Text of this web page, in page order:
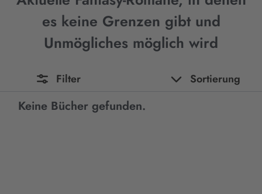
es keine Grenzen gibt und
Unmögliches möglich wird
Filter Sortierung
Keine Bücher gefunden.